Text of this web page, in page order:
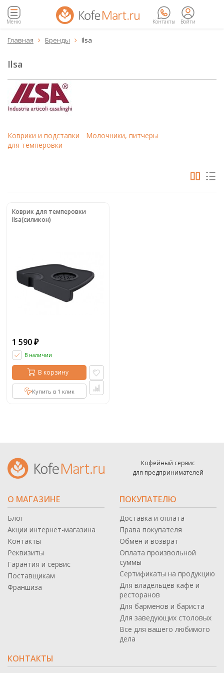
Меню Контакты Войти
Главная  Бренды  Ilsa
Ilsa
Коврики и подставки
для темперовки
Молочники, питчеры
Коврик для темперовки
Ilsa(силикон)
1 590 ₽
В наличии
В корзину
Купить в 1 клик
Кофейный сервис
для предпринимателей
О МАГАЗИНЕ
Блог
Акции интернет-магазина
Контакты
Реквизиты
Гарантия и сервис
Поставщикам
Франшиза
ПОКУПАТЕЛЮ
Доставка и оплата
Права покупателя
Обмен и возврат
Оплата произвольной
суммы
Сертификаты на продукцию
Для владельцев кафе и
ресторанов
Для барменов и бариста
Для заведующих столовых
Все для вашего любимого
дела
КОНТАКТЫ